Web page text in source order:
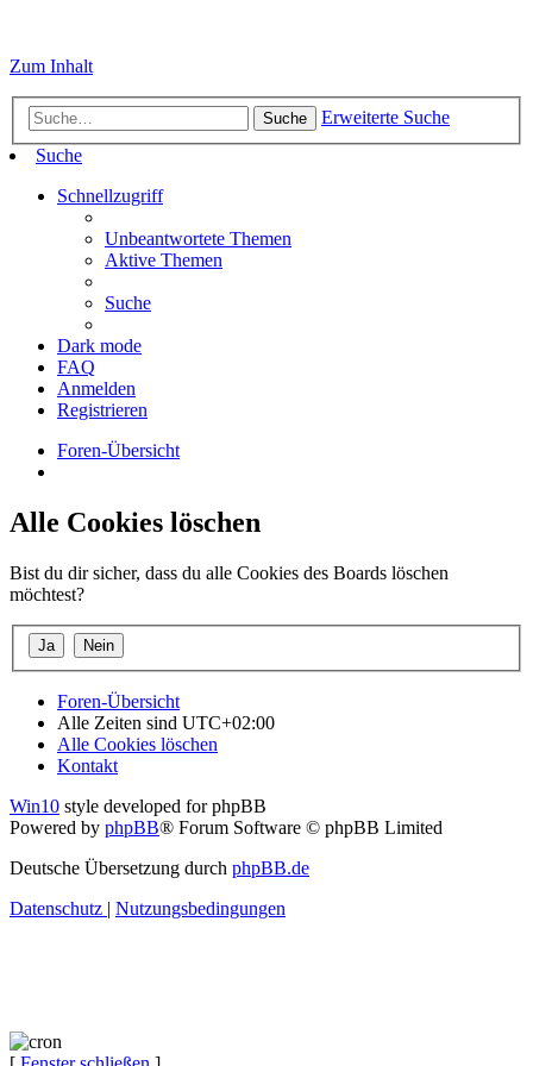
Zum Inhalt
Suche
Erweiterte Suche
Suche
Schnellzugriff
Unbeantwortete Themen
Aktive Themen
Suche
Dark mode
FAQ
Anmelden
Registrieren
Foren-Übersicht
Alle Cookies löschen
Bist du dir sicher, dass du alle Cookies des Boards löschen
möchtest?
Foren-Übersicht
Alle Zeiten sind UTC+02:00
Alle Cookies löschen
Kontakt
Win10 style developed for phpBB
Powered by phpBB® Forum Software © phpBB Limited
Deutsche Übersetzung durch phpBB.de
Datenschutz | Nutzungsbedingungen